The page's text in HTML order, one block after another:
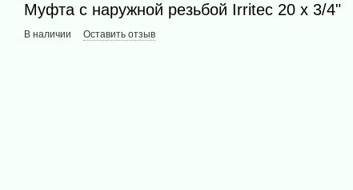
Муфта с наружной резьбой Irritec 20 х 3/4"
В наличии Оставить отзыв